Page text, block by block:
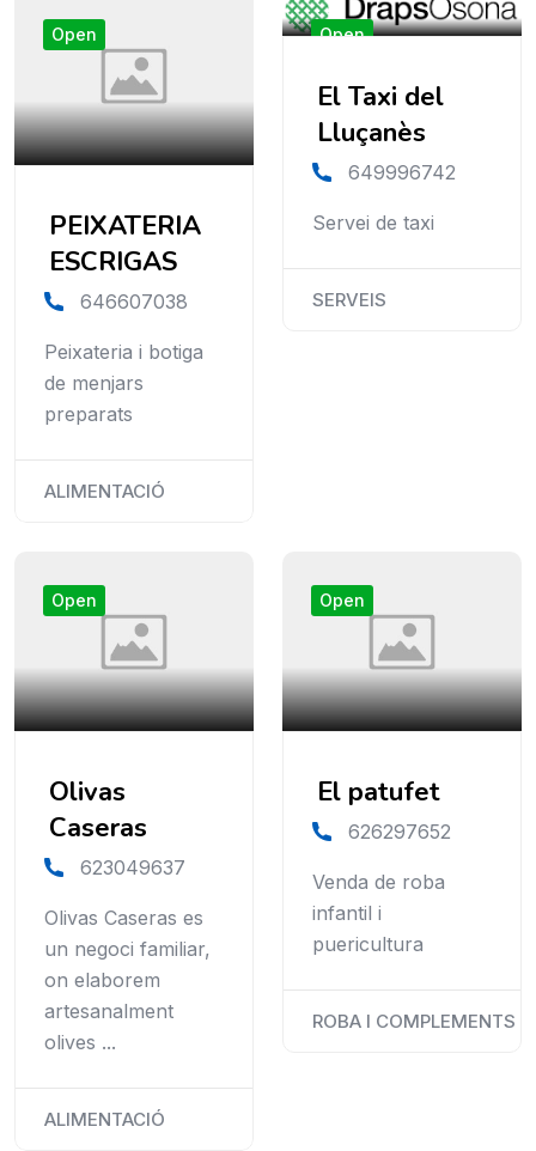
Open
PEIXATERIA
ESCRIGAS
646607038
Peixateria i botiga
de menjars
preparats
ALIMENTACIÓ
Open
El Taxi del
Lluçanès
649996742
Servei de taxi
SERVEIS
Open
Olivas
Caseras
623049637
Olivas Caseras es
un negoci familiar,
on elaborem
artesanalment
olives ...
ALIMENTACIÓ
Open
El patufet
626297652
Venda de roba
infantil i
puericultura
ROBA I COMPLEMENTS